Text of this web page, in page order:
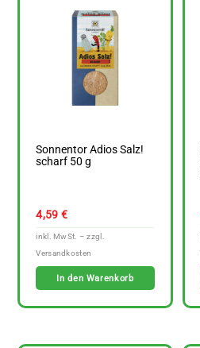
Sonnentor Adios Salz!
scharf 50 g
4,59 €
In den Warenkorb